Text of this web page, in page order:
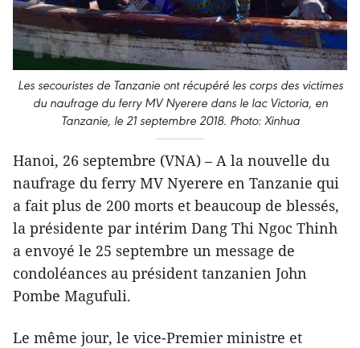
Les secouristes de Tanzanie ont récupéré les corps des victimes
du naufrage du ferry MV Nyerere dans le lac Victoria, en
Tanzanie, le 21 septembre 2018. Photo: Xinhua
Hanoi, 26 septembre (VNA) – A la nouvelle du
naufrage du ferry MV Nyerere en Tanzanie qui
a fait plus de 200 morts et beaucoup de blessés,
la présidente par intérim Dang Thi Ngoc Thinh
a envoyé le 25 septembre un message de
condoléances au président tanzanien John
Pombe Magufuli.
Le même jour, le vice-Premier ministre et